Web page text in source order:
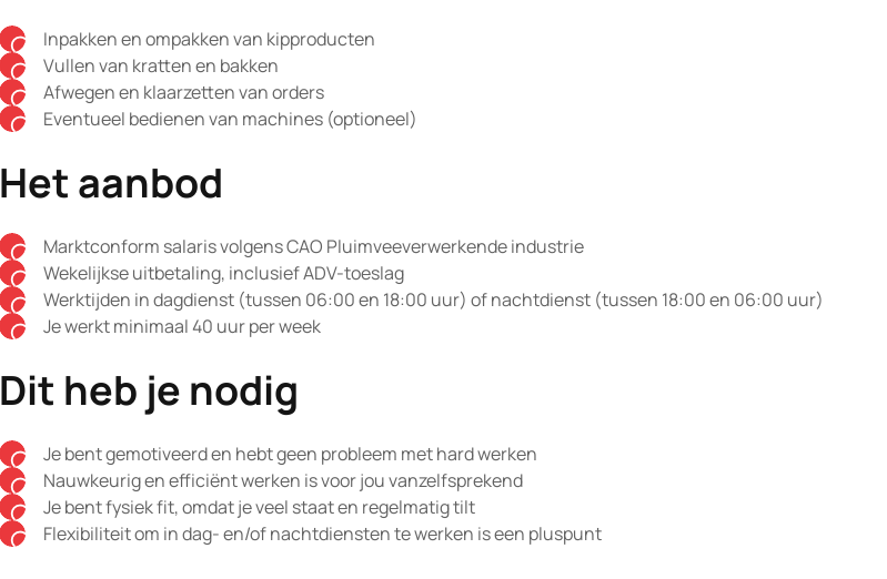
Inpakken en ompakken van kipproducten
Vullen van kratten en bakken
Afwegen en klaarzetten van orders
Eventueel bedienen van machines (optioneel)
Het aanbod
Marktconform salaris volgens CAO Pluimveeverwerkende industrie
Wekelijkse uitbetaling, inclusief ADV-toeslag
Werktijden in dagdienst (tussen 06:00 en 18:00 uur) of nachtdienst (tussen 18:00 en 06:00 uur)
Je werkt minimaal 40 uur per week
Dit heb je nodig
Je bent gemotiveerd en hebt geen probleem met hard werken
Nauwkeurig en efficiënt werken is voor jou vanzelfsprekend
Je bent fysiek fit, omdat je veel staat en regelmatig tilt
Flexibiliteit om in dag- en/of nachtdiensten te werken is een pluspunt